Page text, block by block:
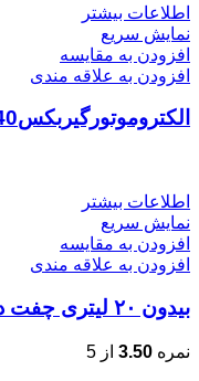
اطلاعات بیشتر
نمایش سریع
افزودن به مقایسه
افزودن به علاقه مندی
الکتروموتورگیربکس40 واتtwt
اطلاعات بیشتر
نمایش سریع
افزودن به مقایسه
افزودن به علاقه مندی
بیدون ۲۰ لیتری چفت دار
نمره 3.50 از 5